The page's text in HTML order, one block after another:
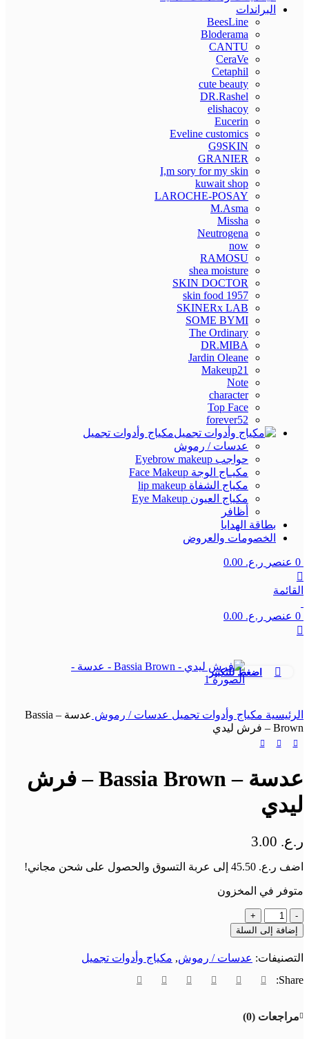
البراندات
BeesLine
Bloderama
CANTU
CeraVe
Cetaphil
cute beauty
DR.Rashel
elishacoy
Eucerin
Eveline customics
G9SKIN
GRANIER
I,m sory for my skin
kuwait shop
LAROCHE-POSAY
M.Asma
Missha
Neutrogena
now
RAMOSU
shea moisture
SKIN DOCTOR
skin food 1957
SKINERx LAB
SOME BYMI
The Ordinary
DR.MIBA
Jardin Oleane
Makeup21
Note
character
Top Face
forever52
مكياج وأدوات تجميل
عدسات / رموش
حواجب Eyebrow makeup
مكيـاج الوجة Face Makeup
مكياج الشفاة lip makeup
مكياج العيون Eye Makeup
أظافر
بطاقة الهدايا
الخصومات والعروض
0 عنصر ر.ع.
القائمة
0 عنصر ر.ع.
اضغط للتكبير
الرئيسية مكياج وأدوات تجميل عدسات / رموش
عدسة – Bassia
Brown – فرش ليدي
عدسة – Bassia Brown – فرش
ليدي
ر.ع.
اضف ر.ع. إلى عربة التسوق والحصول على شحن مجاني!
متوفر في المخزون
إضافة إلى السلة
التصنيفات: عدسات / رموش, مكياج وأدوات تجميل
Share:
مراجعات (0)